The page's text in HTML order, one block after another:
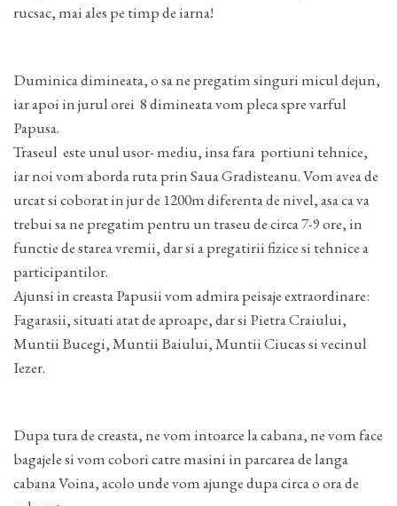
rucsac, mai ales pe timp de iarna!
Duminica dimineata, o sa ne pregatim singuri micul dejun,
iar apoi in jurul orei 8 dimineata vom pleca spre varful
Papusa.
Traseul este unul usor- mediu, insa fara portiuni tehnice,
iar noi vom aborda ruta prin Saua Gradisteanu. Vom avea de
urcat si coborat in jur de 1200m diferenta de nivel, asa ca va
trebui sa ne pregatim pentru un traseu de circa 7-9 ore, in
functie de starea vremii, dar si a pregatirii fizice si tehnice a
participantilor.
Ajunsi in creasta Papusii vom admira peisaje extraordinare:
Fagarasii, situati atat de aproape, dar si Pietra Craiului,
Muntii Bucegi, Muntii Baiului, Muntii Ciucas si vecinul
Iezer.
Dupa tura de creasta, ne vom intoarce la cabana, ne vom face
bagajele si vom cobori catre masini in parcarea de langa
cabana Voina, acolo unde vom ajunge dupa circa o ora de